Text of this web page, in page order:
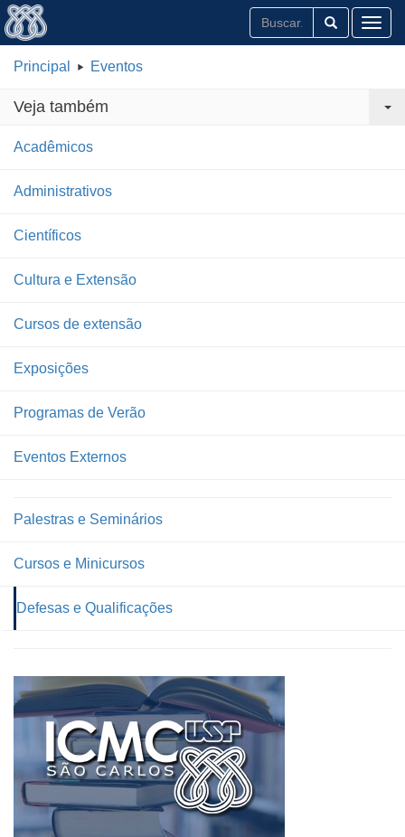
Principal Eventos
Veja também
Acadêmicos
Administrativos
Científicos
Cultura e Extensão
Cursos de extensão
Exposições
Programas de Verão
Eventos Externos
Palestras e Seminários
Cursos e Minicursos
Defesas e Qualificações